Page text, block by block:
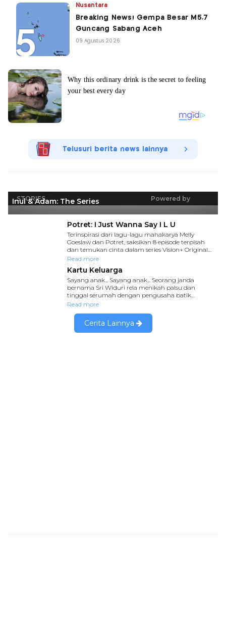
Nusantara
Breaking News! Gempa Besar M5,7
Guncang Sabang Aceh
09 Agustus 2026
Telusuri berita news lainnya